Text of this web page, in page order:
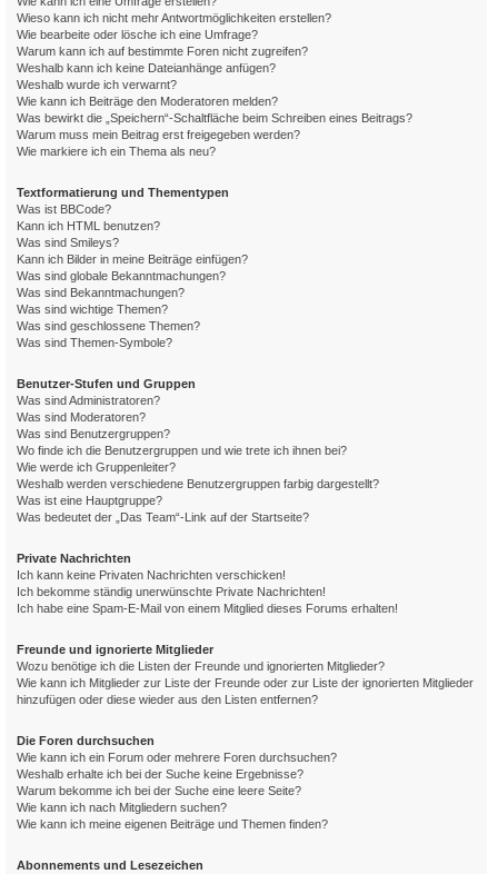
Wieso kann ich nicht mehr Antwortmöglichkeiten erstellen?
Wie bearbeite oder lösche ich eine Umfrage?
Warum kann ich auf bestimmte Foren nicht zugreifen?
Weshalb kann ich keine Dateianhänge anfügen?
Weshalb wurde ich verwarnt?
Wie kann ich Beiträge den Moderatoren melden?
Was bewirkt die „Speichern“-Schaltfläche beim Schreiben eines Beitrags?
Warum muss mein Beitrag erst freigegeben werden?
Wie markiere ich ein Thema als neu?
Textformatierung und Thementypen
Was ist BBCode?
Kann ich HTML benutzen?
Was sind Smileys?
Kann ich Bilder in meine Beiträge einfügen?
Was sind globale Bekanntmachungen?
Was sind Bekanntmachungen?
Was sind wichtige Themen?
Was sind geschlossene Themen?
Was sind Themen-Symbole?
Benutzer-Stufen und Gruppen
Was sind Administratoren?
Was sind Moderatoren?
Was sind Benutzergruppen?
Wo finde ich die Benutzergruppen und wie trete ich ihnen bei?
Wie werde ich Gruppenleiter?
Weshalb werden verschiedene Benutzergruppen farbig dargestellt?
Was ist eine Hauptgruppe?
Was bedeutet der „Das Team“-Link auf der Startseite?
Private Nachrichten
Ich kann keine Privaten Nachrichten verschicken!
Ich bekomme ständig unerwünschte Private Nachrichten!
Ich habe eine Spam-E-Mail von einem Mitglied dieses Forums erhalten!
Freunde und ignorierte Mitglieder
Wozu benötige ich die Listen der Freunde und ignorierten Mitglieder?
Wie kann ich Mitglieder zur Liste der Freunde oder zur Liste der ignorierten Mitglieder
hinzufügen oder diese wieder aus den Listen entfernen?
Die Foren durchsuchen
Wie kann ich ein Forum oder mehrere Foren durchsuchen?
Weshalb erhalte ich bei der Suche keine Ergebnisse?
Warum bekomme ich bei der Suche eine leere Seite?
Wie kann ich nach Mitgliedern suchen?
Wie kann ich meine eigenen Beiträge und Themen finden?
Abonnements und Lesezeichen